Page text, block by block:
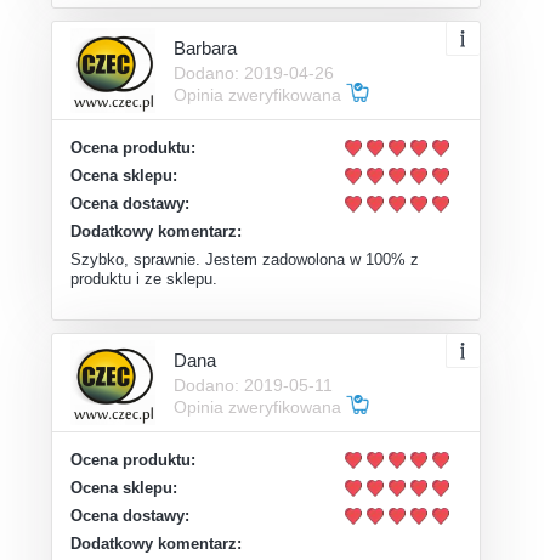
Barbara
Dodano: 2019-04-26
Opinia zweryfikowana
Ocena produktu:
Ocena sklepu:
Ocena dostawy:
Dodatkowy komentarz:
Szybko, sprawnie. Jestem zadowolona w 100% z
produktu i ze sklepu.
Dana
Dodano: 2019-05-11
Opinia zweryfikowana
Ocena produktu:
Ocena sklepu:
Ocena dostawy:
Dodatkowy komentarz: